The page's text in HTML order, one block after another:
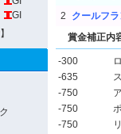
GI
】
2 クールフ
賞金補正内
-300
-635
-750
-750
-750